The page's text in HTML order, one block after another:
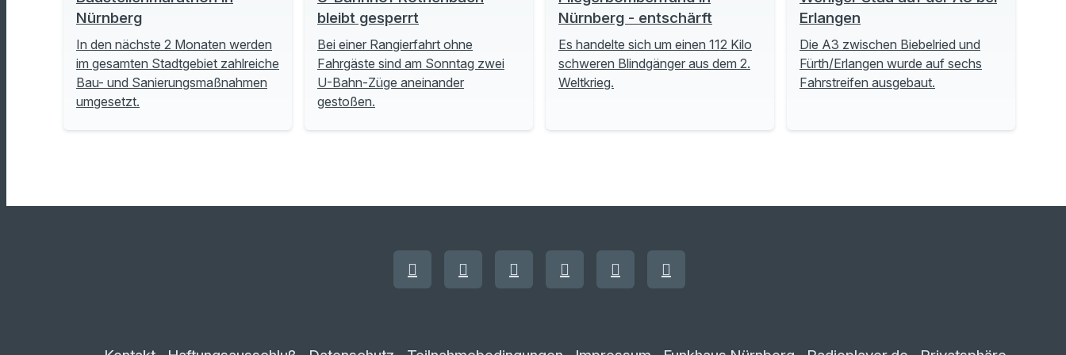
Nürnberg
In den nächste 2 Monaten werden
im gesamten Stadtgebiet zahlreiche
Bau- und Sanierungsmaßnahmen
umgesetzt.
bleibt gesperrt
Bei einer Rangierfahrt ohne
Fahrgäste sind am Sonntag zwei
U-Bahn-Züge aneinander
gestoßen.
Nürnberg - entschärft
Es handelte sich um einen 112 Kilo
schweren Blindgänger aus dem 2.
Weltkrieg.
Erlangen
Die A3 zwischen Biebelried und
Fürth/Erlangen wurde auf sechs
Fahrstreifen ausgebaut.